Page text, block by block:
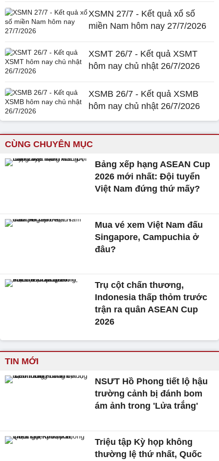
XSMN 27/7 - Kết quả xổ số
miền Nam hôm nay 27/7/2026
XSMT 26/7 - Kết quả XSMT
hôm nay chủ nhật 26/7/2026
XSMB 26/7 - Kết quả XSMB
hôm nay chủ nhật 26/7/2026
CÙNG CHUYÊN MỤC
Bảng xếp hạng ASEAN Cup
2026 mới nhất: Đội tuyển
Việt Nam đứng thứ mấy?
Mua vé xem Việt Nam đấu
Singapore, Campuchia ở
đâu?
Trụ cột chấn thương,
Indonesia thấp thỏm trước
trận ra quân ASEAN Cup
2026
TIN MỚI
NSƯT Hồ Phong tiết lộ hậu
trường cảnh bị đánh bom
ám ảnh trong 'Lửa trắng'
Triệu tập Kỳ họp không
thường lệ thứ nhất, Quốc